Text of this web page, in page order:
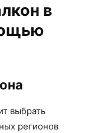
в
выбрать
регионов